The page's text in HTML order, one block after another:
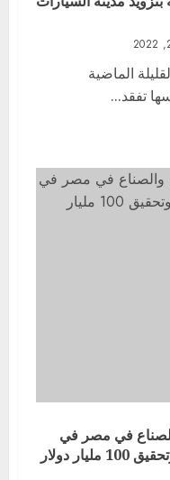
الماضية
تفقد...
في مصر في
إطار توفير بيئة جاذبة للاستثمار.. وتحقيق 100 مليار دولار